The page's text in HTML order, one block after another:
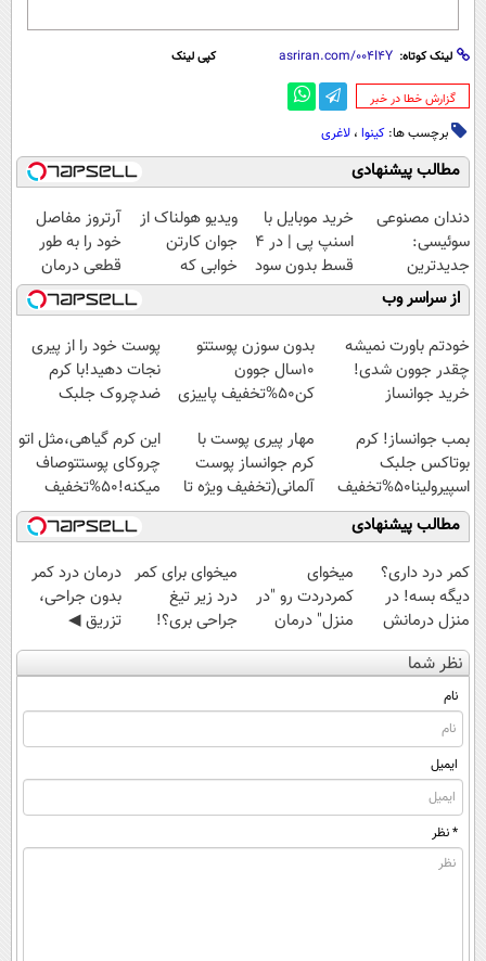
لینک کوتاه: کپی لینک
‌گزارش خطا در خبر
برچسب ها: کینوا ، لاغری
مطالب پیشنهادی
دندان مصنوعی
سوئیسی:
جدیدترین
فناوری اروپا،
سبک و مقاوم |
پرداخت قسطی
خرید موبایل با
اسنپ پی | در ۴
قسط بدون سود
و کارمزد!
ویدیو هولناک از
جوان کارتن
خوابی که
میلیاردر شد.
آموزش رایگان
آرتروز مفاصل
خود را به طور
قطعی درمان
کنید!
◗پرسش‌نامه◖
از سراسر وب
خودتم باورت نمیشه
چقدر جوون شدی!
خرید جوانساز
ویژه
بدون سوزن پوستتو
10سال جوون
کن50%تخفیف پاییزی
پوست خود را از پیری
نجات دهید!با کرم
ضدچروک جلبک
بمب جوانساز! کرم
بوتاکس جلبک
اسپیرولینا50%تخفیف
مهار پیری پوست با
کرم جوانساز پوست
آلمانی(تخفیف ویژه تا
امشب)
این کرم گیاهی،مثل اتو
چروکای پوستتوصاف
میکنه!50%تخفیف
مطالب پیشنهادی
کمر درد داری؟
دیگه بسه! در
منزل درمانش
کن
(◀پرسش‌نامه)
میخوای
کمردردت رو "در
منزل" درمان
کنی؟ (◂فیلم +
◂پرسش‌نامه)
میخوای برای کمر
درد زیر تیغ
جراحی بری؟!
◗پرسش‌نامه رو
پر کن◖
درمان درد کمر
بدون جراحی،
تزریق ◀
پرسش‌نامه رو پر
کن ▶
نظر شما
نام
ایمیل
* نظر